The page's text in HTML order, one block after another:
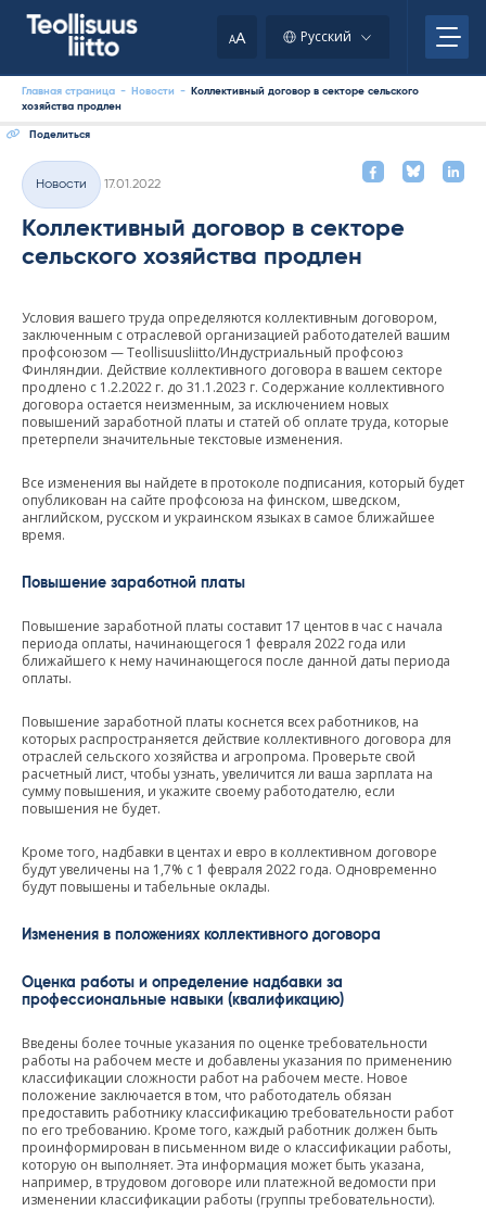
AA Русский
Главная страница - Новости -
Коллективный договор в секторе сельского
хозяйства продлен
Поделиться
Категории
Hовости
17.01.2022
Коллективный договор в секторе
сельского хозяйства продлен
Условия вашего труда определяются коллективным договором,
заключенным с отраслевой организацией работодателей вашим
профсоюзом — Teollisuusliitto/Индустриальный профсоюз
Финляндии. Действие коллективного договора в вашем секторе
продлено с 1.2.2022 г. до 31.1.2023 г. Содержание коллективного
договора остается неизменным, за исключением новых
повышений заработной платы и статей об оплате труда, которые
претерпели значительные текстовые изменения.
Все изменения вы найдете в протоколе подписания, который будет
опубликован на сайте профсоюзa на финском, шведском,
английском, русском и украинском языках в самое ближайшее
время.
Повышение заработной платы
Повышение заработной платы составит 17 центов в час с начала
периода оплаты, начинающегося 1 февраля 2022 года или
ближайшего к нему начинающегося после данной даты периода
оплаты.
Повышение заработной платы коснется всех работников, на
которых распространяется действие коллективного договора для
отраслей сельского хозяйства и агропрома. Проверьте свой
расчетный лист, чтобы узнать, увеличится ли ваша зарплата на
сумму повышения, и укажите своему работодателю, если
повышения не будет.
Кроме того, надбавки в центах и евро в коллективном договоре
будут увеличены на 1,7% с 1 февраля 2022 года. Одновременно
будут повышены и табельные оклады.
Изменения в положениях коллективного договора
Оценка работы и определение надбавки за
профессиональные навыки (квалификацию)
Введены более точные указания по оценке требовательности
работы на рабочем месте и добавлены указания по применению
классификации сложности работ на рабочем месте. Новое
положение заключается в том, что работодатель обязан
предоставить работнику классификацию требовательности работ
по его требованию. Кроме того, каждый работник должен быть
проинформирован в письменном виде о классификации работы,
которую он выполняет. Эта информация может быть указана,
например, в трудовом договоре или платежной ведомости при
изменении классификации работы (группы требовательности).